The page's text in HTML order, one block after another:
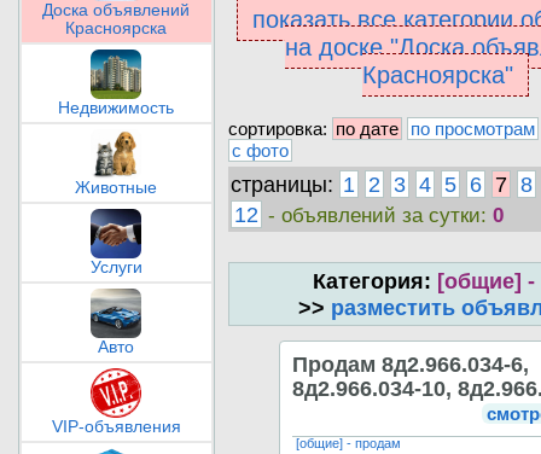
Доска объявлений
Красноярска
Недвижимость
Животные
Услуги
Авто
VIP-объявления
показать все категории
на доске "Доска
Красноярска"
сортировка: по дате
по просмотрам
с фото
страницы: 1 2 3 4 5 6 7 8
12 - объявлений за сутки:0
Категория: [общие] -
>> разместить
Продам 8д2.966.034-6,
8д2.966.034-10,
[общие] - продам